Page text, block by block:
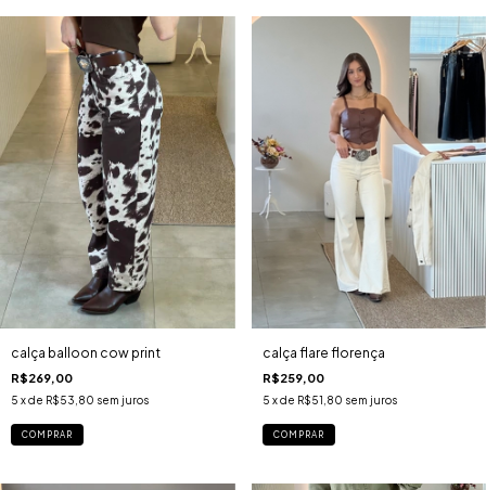
calça balloon cow print
R$269,00
5 x de R$53,80 sem juros
COMPRAR
calça flare florença
R$259,00
5 x de R$51,80 sem juros
COMPRAR